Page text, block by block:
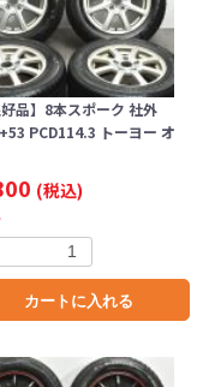
好品】8本スポーク 社外
PCD114.3 トーヨー オ
(税込)
カートに入れる